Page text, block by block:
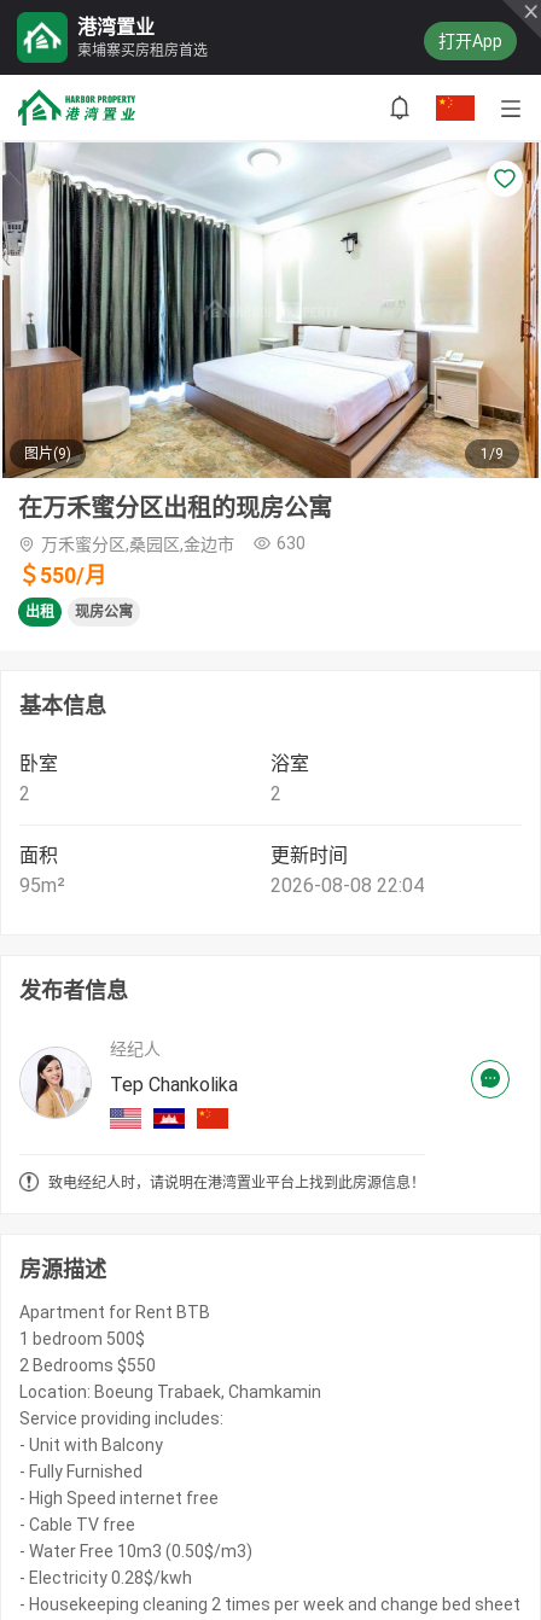
港湾置业
柬埔寨买房租房首选 打开App
图片(9) 1/9
在万禾蜜分区出租的现房公寓
万禾蜜分区,桑园区,金边市 630
＄550/月
出租 现房公寓
基本信息
卧室
2
浴室
2
面积
95m²
更新时间
2026-08-08 22:04
发布者信息
经纪人
Tep Chankolika
致电经纪人时，请说明在港湾置业平台上找到此房源信息！
房源描述
Apartment for Rent BTB
1 bedroom 500$
2 Bedrooms $550
Location: Boeung Trabaek, Chamkamin
Service providing includes:
- Unit with Balcony
- Fully Furnished
- High Speed internet free
- Cable TV free
- Water Free 10m3 (0.50$/m3)
- Electricity 0.28$/kwh
- Housekeeping cleaning 2 times per week and change bed sheet